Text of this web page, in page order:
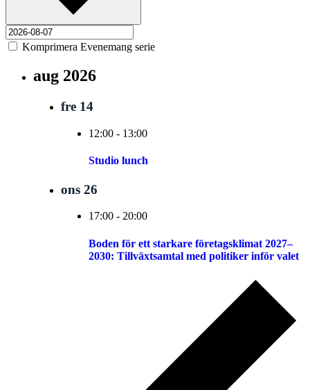
Komprimera Evenemang serie
aug 2026
fre 14
12:00 - 13:00
Studio lunch
ons 26
17:00 - 20:00
Boden för ett starkare företagsklimat 2027–
2030: Tillväxtsamtal med politiker inför valet